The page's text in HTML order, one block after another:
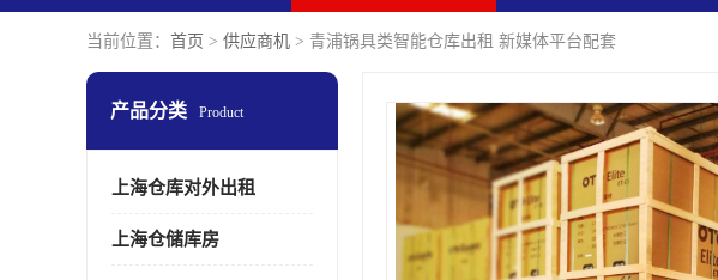
当前位置： 首页 > 供应商机 > 青浦锅具类智能仓库出租 新媒体平台配套
产品分类 Product
上海仓库对外出租
上海仓储库房